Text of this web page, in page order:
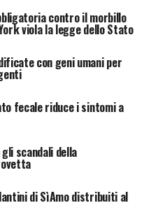
contro il morbillo
viola la legge dello Stato
con geni umani per
fecale riduce i sintomi a
scandali della
di SìAmo distribuiti al